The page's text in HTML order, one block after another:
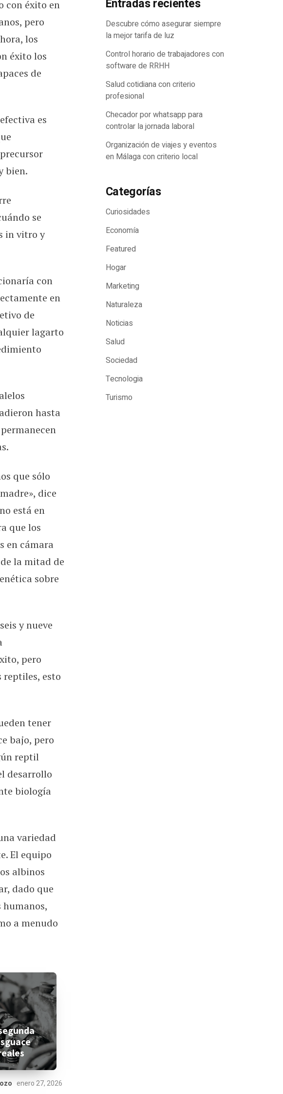
editados genéticamente del mundo
con éxito en
pero
los
éxito los
de
es
bien.
se
in vitro y
con
en
de
lagarto
hasta
que sólo
dice
está en
que los
en cámara
la mitad de
sobre
y nueve
pero
reptiles, esto
tener
bajo, pero
reptil
desarrollo
biología
variedad
El equipo
albinos
dado que
a menudo
enero 27, 2026
Entradas recientes
Descubre cómo asegurar siempre
la mejor tarifa de luz
Control horario de trabajadores con
software de RRHH
Salud cotidiana con criterio
profesional
Checador por whatsapp para
controlar la jornada laboral
Organización de viajes y eventos
en Málaga con criterio local
Categorías
Curiosidades
Economía
Featured
Hogar
Marketing
Naturaleza
Noticias
Salud
Sociedad
Tecnologia
Turismo